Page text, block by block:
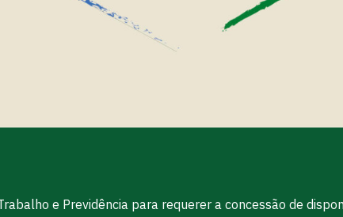
e Previdência para requerer a concessão de